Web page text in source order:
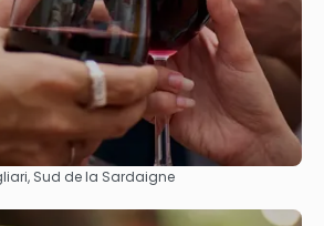
Afficher
Sud de la Sardaigne